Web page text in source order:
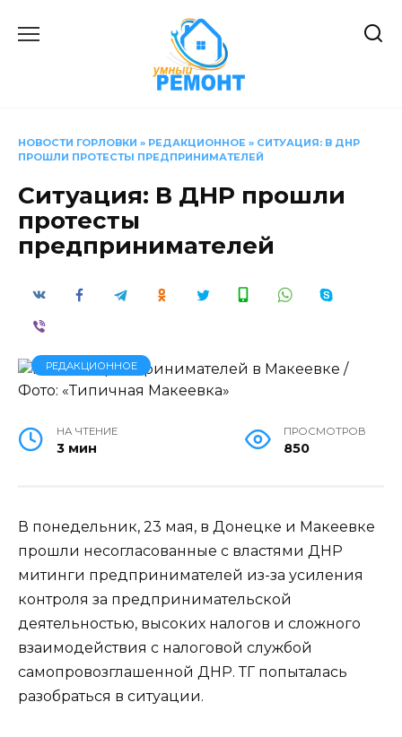
НОВОСТИ ГОРЛОВКИ » РЕДАКЦИОННОЕ » СИТУАЦИЯ: В ДНР
ПРОШЛИ ПРОТЕСТЫ ПРЕДПРИНИМАТЕЛЕЙ
Ситуация: В ДНР прошли
протесты
предпринимателей
РЕДАКЦИОННОЕ
НА ЧТЕНИЕ
3 мин
ПРОСМОТРОВ
850
В понедельник, 23 мая, в Донецке и Макеевке
прошли несогласованные с властями ДНР
митинги предпринимателей из-за усиления
контроля за предпринимательской
деятельностью, высоких налогов и сложного
взаимодействия с налоговой службой
самопровозглашенной ДНР. ТГ попыталась
разобраться в ситуации.